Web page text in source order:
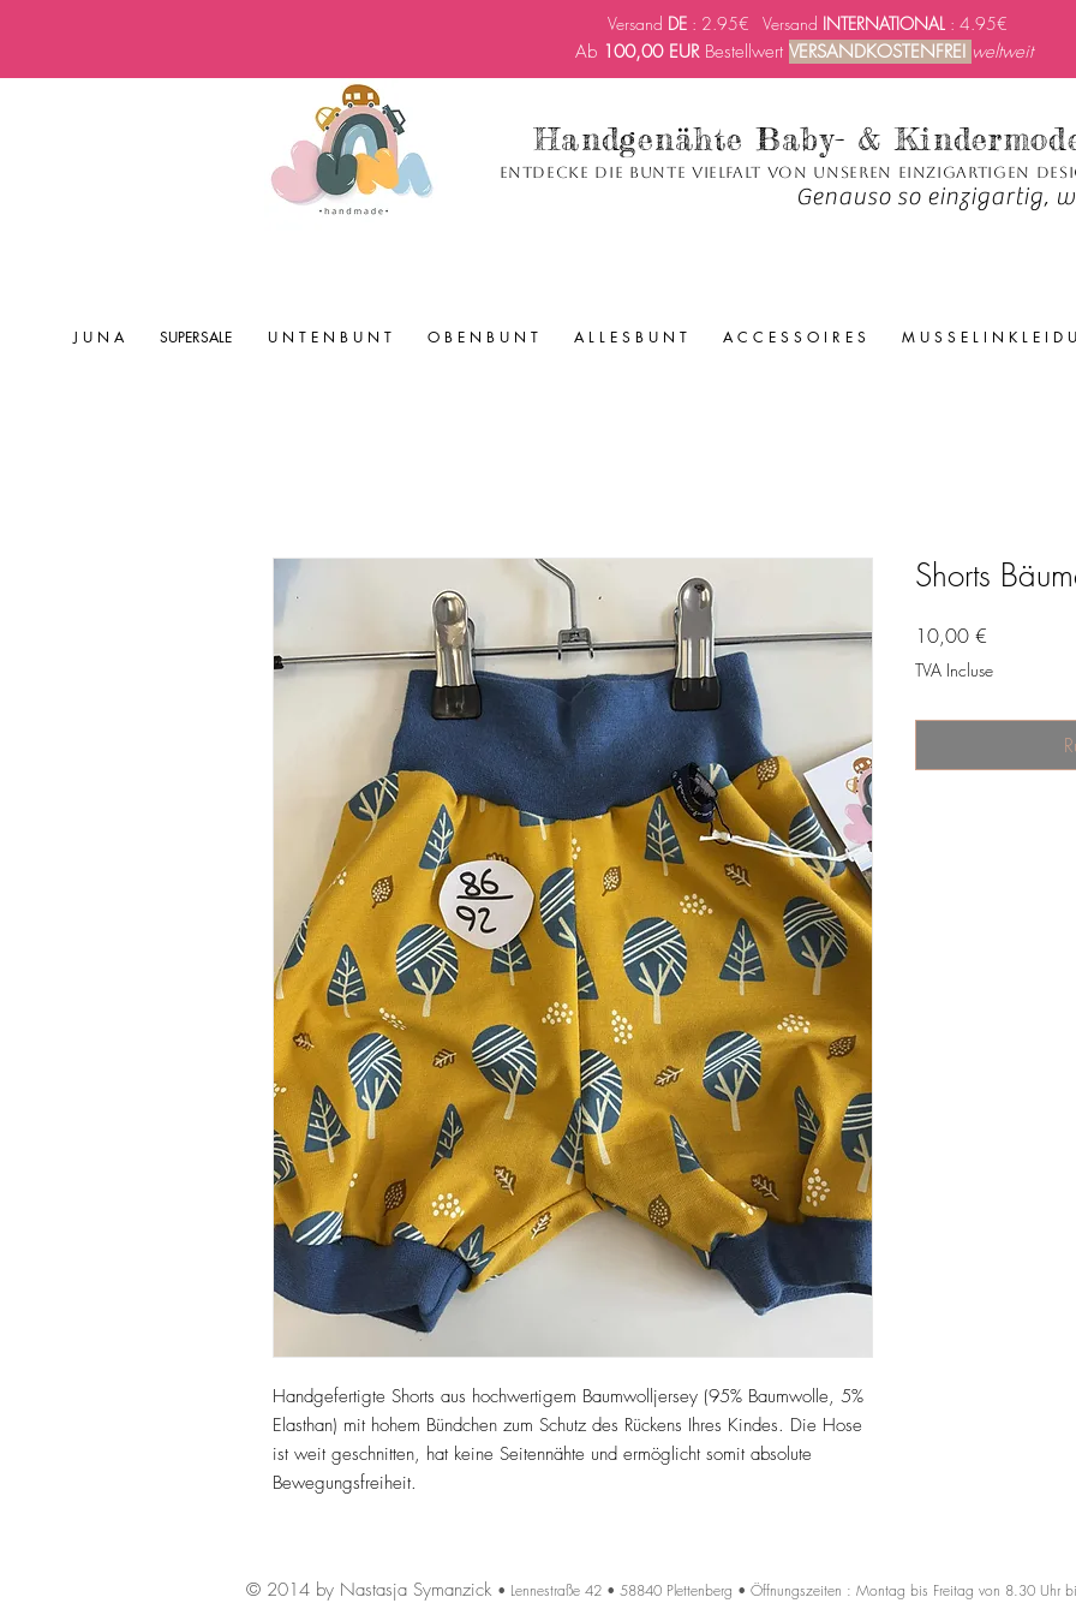
Versand DE : 2.95€ Versand INTERNATIONAL : 4.95€
Ab 100,00 EURBestellwert VERSANDKOSTENFREI weltweit
Handgenähte Baby- &
Entdecke die bunte Vielfalt von unseren einzigartigen
Genauso so einzigartig,
J U N A SUPERSALE U N T E N B U N T O B E N B U N T A L L E S B U N T A C C E S S O I R E S M U S S E L I N K L E I D
Handgefertigte Shorts aus hochwertigem Baumwolljersey (95% Baumwolle, 5%
Elasthan) mit hohem Bündchen zum Schutz des Rückens Ihres Kindes. Die Hose
ist weit geschnitten, hat keine Seitennähte und ermöglicht somit absolute
Bewegungsfreiheit.
Shorts
10,00 €
TVA Incluse
© 2014 by Nastasja Symanzick • Lennestraße 42 • 58840 Plettenberg • Öffnungszeiten : Montag bis Freitag von 8.30 Uhr